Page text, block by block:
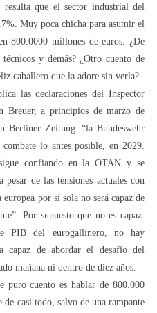
que el sector industrial del
Muy poca chicha para asumir el
800.0000 millones de euros. ¿De
y demás? ¿Otro cuento de
caballero que la adore sin verla?
las declaraciones del Inspector
Breuer, a principios de marzo de
Berliner Zeitung: “la Bundeswehr
lo antes posible, en 2029.
confiando en la OTAN y se
de las tensiones actuales con
por sí sola no será capaz de
Por supuesto que no es capaz.
PIB del eurogallinero, no hay
capaz de abordar el desafío del
mañana ni dentro de diez años.
puro cuento es hablar de 800.000
de casi todo, salvo de una rampante